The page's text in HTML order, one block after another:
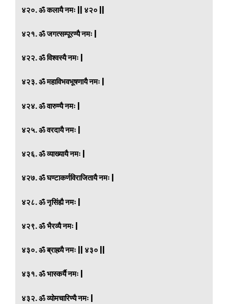
४२०. ॐ कलायै नमः || ४२० ||
४२१. ॐ जगत्सम्पूरण्यै नमः |
४२२. ॐ विश्वस्यै नमः |
४२३. ॐ महाविभवभूषणायै नमः |
४२४. ॐ वारुण्यै नमः |
४२५. ॐ वरदायै नमः |
४२६. ॐ व्याख्यायै नमः |
४२७. ॐ घण्टाकर्णविराजितायै नमः |
४२८. ॐ नृसिंह्यै नमः |
४२९. ॐ भैरव्यै नमः |
४३०. ॐ ब्राह्म्यै नमः || ४३० ||
४३१. ॐ भास्कर्यै नमः |
४३२. ॐ व्योमचारिण्यै नमः |